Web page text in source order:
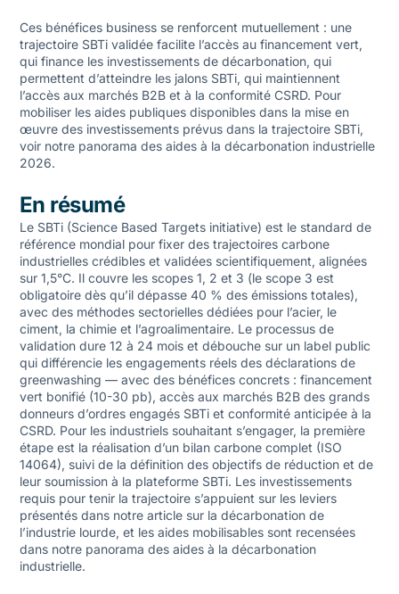
Ces bénéfices business se renforcent mutuellement : une
trajectoire SBTi validée facilite l’accès au financement vert,
qui finance les investissements de décarbonation, qui
permettent d’atteindre les jalons SBTi, qui maintiennent
l’accès aux marchés B2B et à la conformité CSRD. Pour
mobiliser les aides publiques disponibles dans la mise en
œuvre des investissements prévus dans la trajectoire SBTi,
voir notre panorama des aides à la décarbonation industrielle
2026.
En résumé
Le SBTi (Science Based Targets initiative) est le standard de
référence mondial pour fixer des trajectoires carbone
industrielles crédibles et validées scientifiquement, alignées
sur 1,5°C. Il couvre les scopes 1, 2 et 3 (le scope 3 est
obligatoire dès qu’il dépasse 40 % des émissions totales),
avec des méthodes sectorielles dédiées pour l’acier, le
ciment, la chimie et l’agroalimentaire. Le processus de
validation dure 12 à 24 mois et débouche sur un label public
qui différencie les engagements réels des déclarations de
greenwashing — avec des bénéfices concrets : financement
vert bonifié (10-30 pb), accès aux marchés B2B des grands
donneurs d’ordres engagés SBTi et conformité anticipée à la
CSRD. Pour les industriels souhaitant s’engager, la première
étape est la réalisation d’un bilan carbone complet (ISO
14064), suivi de la définition des objectifs de réduction et de
leur soumission à la plateforme SBTi. Les investissements
requis pour tenir la trajectoire s’appuient sur les leviers
présentés dans notre article sur la décarbonation de
l’industrie lourde, et les aides mobilisables sont recensées
dans notre panorama des aides à la décarbonation
industrielle.